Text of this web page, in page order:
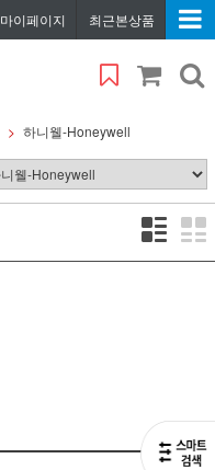
마이페이지 최근본상품
하니웰-Honeywell